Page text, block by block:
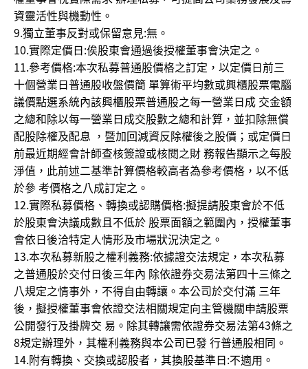
資靈活性與機動性。
9.獨立董事反對或保留意見:無。
10.實際定價日:俟股東會通過後授權董事會決定之。
11.參考價格:本次私募普通股價格之訂定，以定價日前三
十個營業日普通股收盤價簡 單算術平均數或興櫃股票電腦
議價點選系統內該興櫃股票普通股之每一營業日成 交金額
之總和除以每一營業日成交股數之總和計算，並扣除無償
配股除權及配息 ，暨加回減資反除權後之股價；或定價日
前最近期經會計師查核簽證或核閱之財 務報告顯示之每股
淨值，此前述二基準計算價格較高者為參考價格，以不低
於參 考價格之八成訂定之。
12.實際私募價格、轉換或認購價格:擬提請股東會於不低
於股東會決議成數且不低於 股票面額之範圍內，授權董事
會依日後洽特定人情形及市場狀況決定之。
13.本次私募新股之權利義務:依據證交法規定，本次私募
之普通股於交付日後三年內 除依證券交易法第四十三條之
八規定之情事外，不得自由轉讓。本公司於交付滿 三年
後，擬授權董事會依證交法相關規定向主管機關申請股票
公開發行及掛牌交 易。除其轉讓需依證券交易法第43條之
8規定辦理外，其權利義務與本公司已發 行普通股相同。
14.附有轉換、交換或認股者，其換股基準日:不適用。